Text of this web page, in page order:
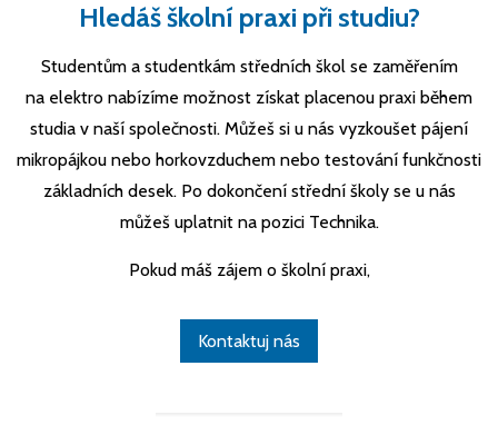
Hledáš školní praxi při studiu?
Studentům a studentkám středních škol se zaměřením
na elektro nabízíme možnost získat placenou praxi během
studia v naší společnosti. Můžeš si u nás vyzkoušet pájení
mikropájkou nebo horkovzduchem nebo testování funkčnosti
základních desek. Po dokončení střední školy se u nás
můžeš uplatnit na pozici Technika.
Pokud máš zájem o školní praxi,
Kontaktuj nás